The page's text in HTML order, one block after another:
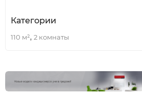
Категории
110 м², 2 комнаты